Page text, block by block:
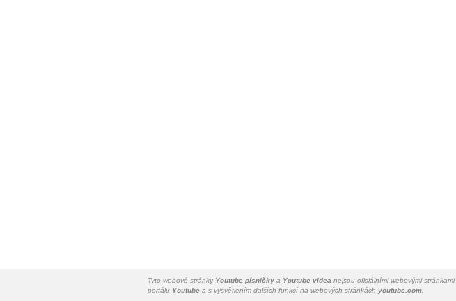
Tyto webové stránky Youtube písničky a Youtube videa nejsou oficiálními webovými stránkami
portálu Youtube a s vysvětlením dalších funkcí na webových stránkách youtube.com.